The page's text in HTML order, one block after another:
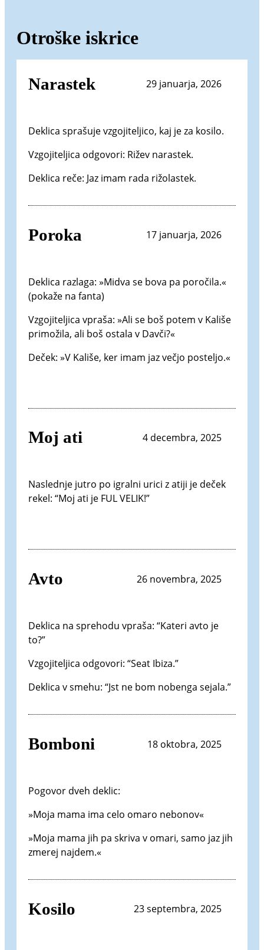
Otroške iskrice
Narastek 29 januarja, 2026
Deklica sprašuje vzgojiteljico, kaj je za kosilo.
Vzgojiteljica odgovori: Rižev narastek.
Deklica reče: Jaz imam rada rižolastek.
Poroka 17 januarja, 2026
Deklica razlaga: »Midva se bova pa poročila.«
(pokaže na fanta)
Vzgojiteljica vpraša: »Ali se boš potem v Kališe
primožila, ali boš ostala v Davči?«
Deček: »V Kališe, ker imam jaz večjo posteljo.«
Moj ati 4 decembra, 2025
Naslednje jutro po igralni urici z atiji je deček
rekel: “Moj ati je FUL VELIK!”
Avto 26 novembra, 2025
Deklica na sprehodu vpraša: “Kateri avto je
to?”
Vzgojiteljica odgovori: “Seat Ibiza.”
Deklica v smehu: “Jst ne bom nobenga sejala.”
Bomboni 18 oktobra, 2025
Pogovor dveh deklic:
»Moja mama ima celo omaro nebonov«
»Moja mama jih pa skriva v omari, samo jaz jih
zmerej najdem.«
Kosilo 23 septembra, 2025